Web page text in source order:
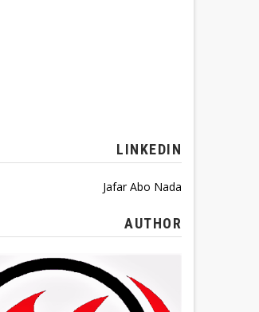
LINKEDIN
Jafar Abo Nada
AUTHOR